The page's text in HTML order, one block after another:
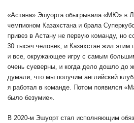
«Астана» Эшуорта обыгрывала «МЮ» в
чемпионом Казахстана и брала
привез в Астану не первую команду, но
30 тысяч человек, и Казахстан жил этим
и все, окружающее игру с самым
очень суеверны, и когда дело дошло до
думали, что мы получим английский
я работал в команде. Потом появился
было безумие».
В 2020-м Эшуорт стал исполняющим